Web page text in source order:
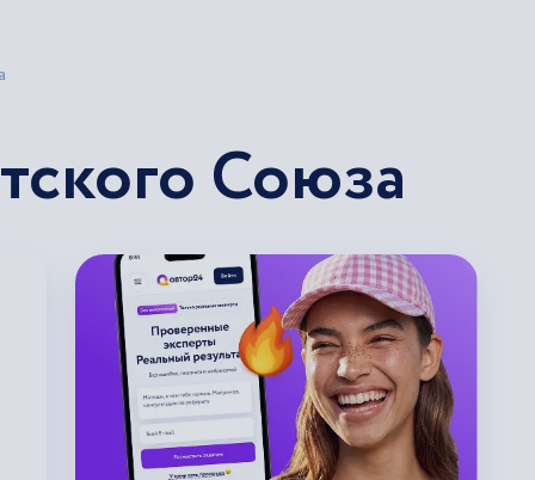
Союза